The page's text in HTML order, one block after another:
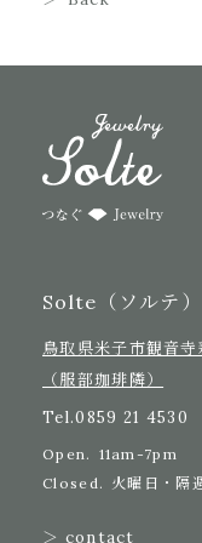
Solte（ソルテ）
鳥取県米子市観音
（服部珈琲隣）
Tel.0859 21 4530
Open. 11am-7pm
Closed. 火曜日・隔
＞ contact